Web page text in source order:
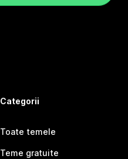
Categorii
Toate temele
Teme gratuite